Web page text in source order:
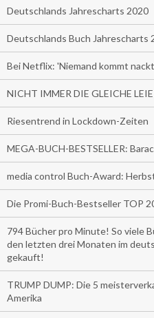
Deutschlands Jahrescharts 2020
Deutschlands Buch Jahrescharts
Bei Netflix: 'Niemand kommt
NICHT IMMER DIE GLEICHE
Riesentrend in Lockdown-Zeiten
MEGA-BUCH-BESTSELLER:
media control Buch-Award:
Die Promi-Buch-Bestseller TOP
794 Bücher pro Minute! So viele
den letzten drei Monaten im
gekauft!
TRUMP DUMP: Die 5
Amerika